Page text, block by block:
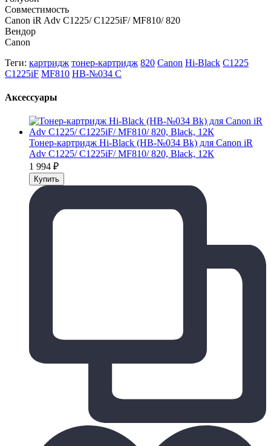
Совместимость
Canon iR Adv C1225/ C1225iF/ MF810/ 820
Вендор
Canon
Теги: картридж тонер-картридж 820 Canon Hi-Black C1225
C1225iF MF810 HB-№034 C
Аксессуары
Тонер-картридж Hi-Black (HB-№034 Bk) для Canon iR
Adv C1225/ C1225iF/ MF810/ 820, Black, 12К
1 994 ₽